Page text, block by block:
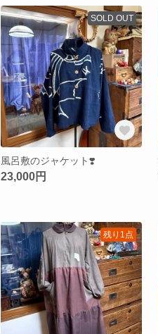
SOLD OUT
風呂敷のジャケット❣️
23,000円
残り1点